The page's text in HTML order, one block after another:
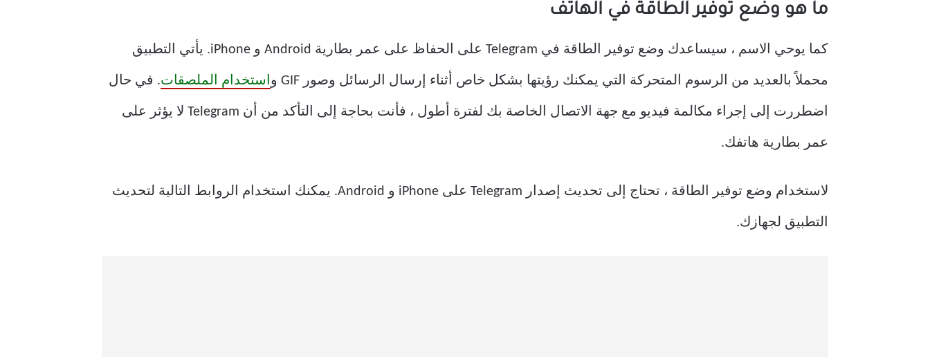
ما هو وضع توفير الطاقة في الهاتف
كما يوحي الاسم ، سيساعدك وضع توفير الطاقة في Telegram على الحفاظ على عمر بطارية Android و iPhone. يأتي التطبيق
محملاً بالعديد من الرسوم المتحركة التي يمكنك رؤيتها بشكل خاص أثناء إرسال الرسائل وصور GIF و استخدام الملصقات. في حال
اضطررت إلى إجراء مكالمة فيديو مع جهة الاتصال الخاصة بك لفترة أطول ، فأنت بحاجة إلى التأكد من أن Telegram لا يؤثر على
عمر بطارية هاتفك.
لاستخدام وضع توفير الطاقة ، تحتاج إلى تحديث إصدار Telegram على iPhone و Android. يمكنك استخدام الروابط التالية لتحديث
التطبيق لجهازك.